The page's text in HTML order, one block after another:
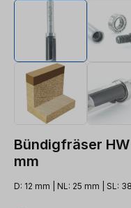
Bündigfräser
mm
D: 12 mm | NL: 25 mm | SL: